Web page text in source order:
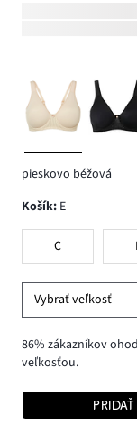
pieskovo béžová
Košík: E
C
Vybrať veľkosť
86% zákazníkov
veľkosťou.